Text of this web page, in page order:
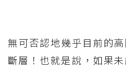
無可否認地幾乎目前的
斷層！也就是說，如果